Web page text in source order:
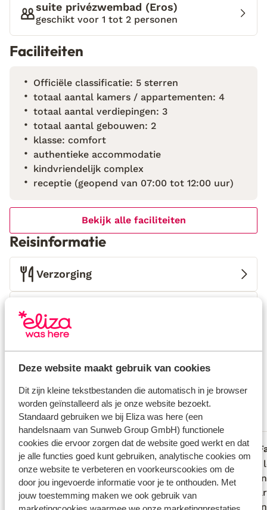
Deze website maakt gebruik van cookies
Dit zijn kleine tekstbestanden die automatisch in je browser
worden geïnstalleerd als je onze website bezoekt.
Standaard gebruiken we bij Eliza was here (een
handelsnaam van Sunweb Group GmbH) functionele
cookies die ervoor zorgen dat de website goed werkt en dat
je alle functies goed kunt gebruiken, analytische cookies om
onze website te verbeteren en voorkeurscookies om de
door jou ingevoerde informatie voor je te onthouden. Met
jouw toestemming maken we ook gebruik van
suite privézwembad (Eros)
geschikt voor 1 tot 2 personen
Faciliteiten
Officiële classificatie: 5 sterren
totaal aantal kamers / appartementen: 4
totaal aantal verdiepingen: 3
totaal aantal gebouwen: 2
klasse: comfort
authentieke accommodatie
kindvriendelijk complex
receptie (geopend van 07:00 tot 12:00 uur)
Bekijk alle faciliteiten
Reisinformatie
Verzorging
Wat gasten vinden
jou voorgingen. Meer over reviews
9.2 Fantastisch
9 ervaringen
Meest geboekt door met partner
9.6 Fantastisch
22 jun. 2026
Het was echt super! mega vriendelijke
mensen, schoon appartement, lekker
zwembad. van te voren was ik bang of
onze geschakelde kleine auto het zou
Het was echt super! mega vriendelijke
mensen, schoon appartement, lekker
zwembad. van te voren was ik bang of
onze geschakelde kleine auto het zou
9.4